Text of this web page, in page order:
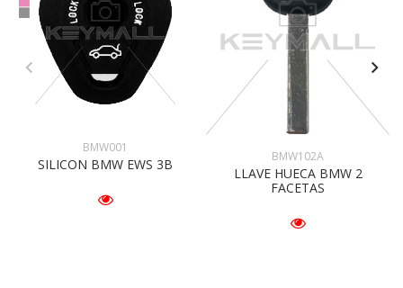
BMW001
SILICON BMW EWS 3B BMW102A
LLAVE HUECA BMW 2
FACETAS